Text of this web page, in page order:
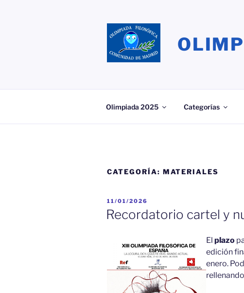
Olimpiada 2025 Categorías
CATEGORÍA: MATERIALES
PUBLICADO
EL
11/01/2026
Recordatorio cartel y
Elplazo
edición
enero.